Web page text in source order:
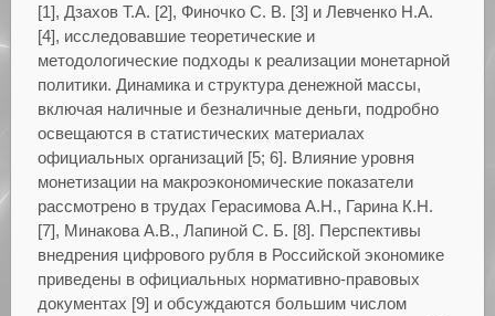
[1], Дзахов Т.А. [2], Финочко С. В. [3] и Левченко Н.А.
[4], исследовавшие теоретические и
методологические подходы к реализации монетарной
политики. Динамика и структура денежной массы,
включая наличные и безналичные деньги, подробно
освещаются в статистических материалах
официальных организаций [5; 6]. Влияние уровня
монетизации на макроэкономические показатели
рассмотрено в трудах Герасимова А.Н., Гарина К.Н.
[7], Минакова А.В., Лапиной С. Б. [8]. Перспективы
внедрения цифрового рубля в Российской экономике
приведены в официальных нормативно-правовых
документах [9] и обсуждаются большим числом